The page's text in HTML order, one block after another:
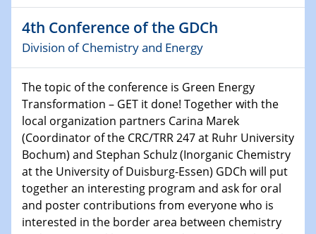
SFB/TRR 247 Seminar
08.01.2025
Physikalisches Kolloquium
Shaping the future: The role of metrology in a changing
world
14.01.2025
SFB 1242 Kolloquium
15.01.2025
Physikalisches Kolloquium
Comets – Why Should We Study Them?
4th Conference of the GDCh
Division of Chemistry and Energy
The topic of the conference is Green Energy
Transformation – GET it done! Together with the
local organization partners Carina Marek
(Coordinator of the CRC/TRR 247 at Ruhr University
Bochum) and Stephan Schulz (Inorganic Chemistry
at the University of Duisburg-Essen) GDCh will put
together an interesting program and ask for oral
and poster contributions from everyone who is
interested in the border area between chemistry